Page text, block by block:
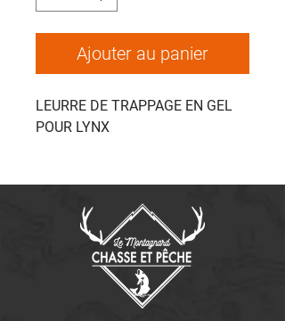
Ajouter au panier
LEURRE DE TRAPPAGE EN GEL
POUR LYNX